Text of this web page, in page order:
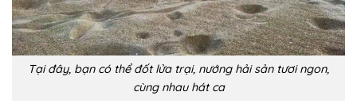
Tại đây, bạn có thể đốt lửa trại, nướng hải sản tươi ngon,
cùng nhau hát ca